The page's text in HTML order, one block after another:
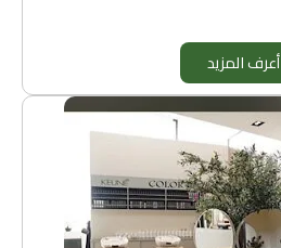
أعرف المزيد